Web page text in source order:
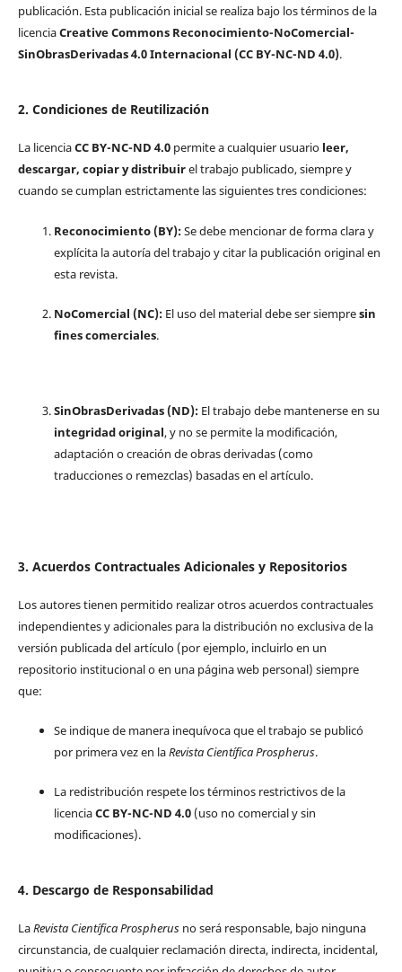
publicación. Esta publicación inicial se realiza bajo los términos de la
licenciaCreative Commons Reconocimiento-NoComercial-
SinObrasDerivadas 4.0 Internacional (CC BY-NC-ND 4.0).
2. Condiciones de Reutilización
La licenciaCC BY-NC-ND 4.0permite a cualquier usuario leer,
descargar, copiar y distribuirel trabajo publicado, siempre y
cuando se cumplan estrictamente las siguientes tres condiciones:
Reconocimiento (BY):Se debe mencionar de forma clara y
explícita la autoría del trabajo y citar la publicación original en
esta revista.
NoComercial (NC):El uso del material debe ser siempresin
fines comerciales.
SinObrasDerivadas (ND):El trabajo debe mantenerse en su
integridad original, y no se permite la modificación,
adaptación o creación de obras derivadas (como
traducciones o remezclas) basadas en el artículo.
3. Acuerdos Contractuales Adicionales y Repositorios
Los autores tienen permitido realizar otros acuerdos contractuales
independientes y adicionales para la distribución no exclusiva de la
versión publicada del artículo (por ejemplo, incluirlo en un
repositorio institucional o en una página web personal) siempre
que:
Se indique de manera inequívoca que el trabajo se publicó
por primera vez en laRevista Científica Prospherus.
La redistribución respete los términos restrictivos de la
licenciaCC BY-NC-ND 4.0(uso no comercial y sin
modificaciones).
4. Descargo de Responsabilidad
LaRevista Científica Prospherusno será responsable, bajo ninguna
circunstancia, de cualquier reclamación directa, indirecta, incidental,